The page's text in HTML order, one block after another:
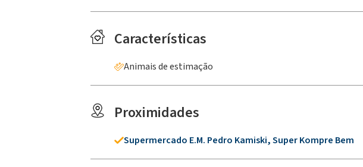
Características
Animais de estimação
Proximidades
Supermercado E.m. Pedro Kamiski, Super Kompre Bem